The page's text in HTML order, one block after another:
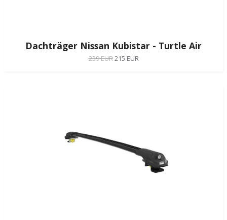
Dachträger Nissan Kubistar - Turtle Air
239 EUR215 EUR